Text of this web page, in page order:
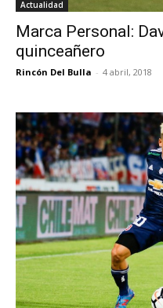
Actualidad
Marca Personal:
quinceañero
Rincón Del Bulla - 4 abril, 2018